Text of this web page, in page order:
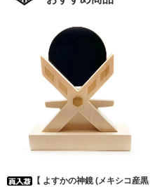
【 よすかの神鏡 (メキシコ産黒